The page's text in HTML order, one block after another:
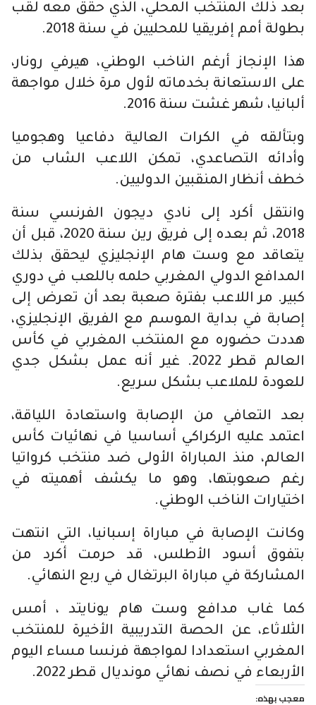
بعد ذلك المنتخب المحلي، الذي حقق معه لقب
بطولة أمم إفريقيا للمحليين في سنة 2018.
هذا الإنجاز أرغم الناخب الوطني، هيرفي رونار،
على الاستعانة بخدماته لأول مرة خلال مواجهة
ألبانيا، شهر غشت سنة 2016.
وبتألقه في الكرات العالية دفاعيا وهجوميا
وأدائه التصاعدي، تمكن اللاعب الشاب من
خطف أنظار المنقبين الدوليين.
وانتقل أكرد إلى نادي ديجون الفرنسي سنة
2018، ثم بعده إلى فريق رين سنة 2020، قبل أن
يتعاقد مع وست هام الإنجليزي ليحقق بذلك
المدافع الدولي المغربي حلمه باللعب في دوري
كبير. مر اللاعب بفترة صعبة بعد أن تعرض إلى
إصابة في بداية الموسم مع الفريق الإنجليزي،
هددت حضوره مع المنتخب المغربي في كأس
العالم قطر 2022. غير أنه عمل بشكل جدي
للعودة للملاعب بشكل سريع.
بعد التعافي من الإصابة واستعادة اللياقة،
اعتمد عليه الركراكي أساسيا في نهائيات كأس
العالم، منذ المباراة الأولى ضد منتخب كرواتيا
رغم صعوبتها، وهو ما يكشف أهميته في
اختيارات الناخب الوطني.
وكانت الإصابة في مباراة إسبانيا، التي انتهت
بتفوق أسود الأطلس، قد حرمت أكرد من
المشاركة في مباراة البرتغال في ربع النهائي.
كما غاب مدافع وست هام يونايتد ، أمس
الثلاثاء، عن الحصة التدريبية الأخيرة للمنتخب
المغربي استعدادا لمواجهة فرنسا مساء اليوم
الأربعاء في نصف نهائي مونديال قطر 2022.
معجب بهذه: